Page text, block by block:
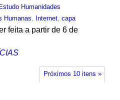
Humanidades
Humanas, Internet, capa
feita a partir de 6 de
Próximos 10 itens »